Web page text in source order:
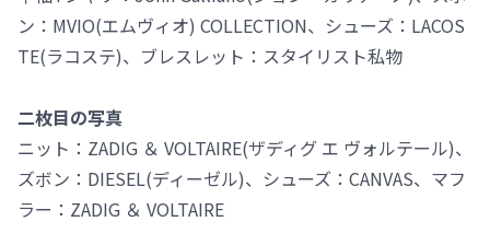
ン：MVIO(エムヴィオ) COLLECTION、シューズ：LACOS
TE(ラコステ)、ブレスレット：スタイリスト私物
二枚目の写真
ニット：ZADIG ＆ VOLTAIRE(ザディグ エ ヴォルテール)、
ズボン：DIESEL(ディーゼル)、シューズ：CANVAS、マフ
ラー：ZADIG ＆ VOLTAIRE